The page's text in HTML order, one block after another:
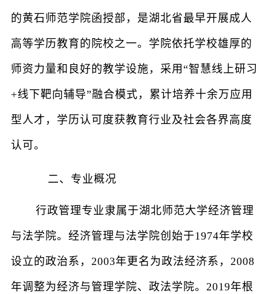
的黄石师范学院函授部，是湖北省最早开展成人
高等学历教育的院校之一。学院依托学校雄厚的
师资力量和良好的教学设施，采用“智慧线上研习
+线下靶向辅导”融合模式，累计培养十余万应用
型人才，学历认可度获教育行业及社会各界高度
认可。
二、专业概况
行政管理专业隶属于湖北师范大学经济管理
与法学院。经济管理与法学院创始于1974年学校
设立的政治系，2003年更名为政法经济系，2008
年调整为经济与管理学院、政法学院。2019年根